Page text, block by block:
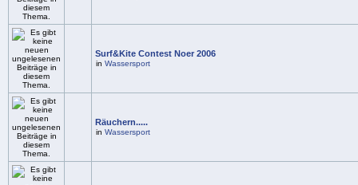
Surf&Kite Contest Noer 2006
in Wassersport
Räuchern.....
in Wassersport